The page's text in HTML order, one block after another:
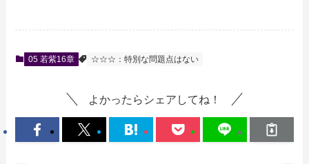
05 若紫16章 ☆☆☆：特別な問題点はない
よかったらシェアしてね！